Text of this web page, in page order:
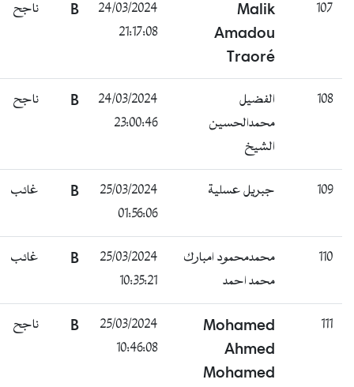
107
Malik
Amadou
Traoré
24/03/2024
21:17:08
B ناجح
108
الفضيل
محمدالحسين
الشيخ
24/03/2024
23:00:46
B ناجح
109 جبريل عسلية
25/03/2024
01:56:06
B غائب
110
محمدمحمود امبارك
محمد احمد
25/03/2024
10:35:21
B غائب
111
Mohamed
Ahmed
Mohamed
25/03/2024
10:46:08
B ناجح